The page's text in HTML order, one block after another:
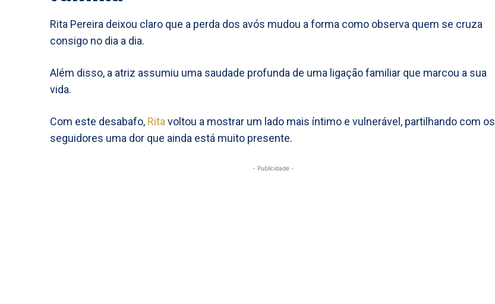
Rita Pereira deixou claro que a perda dos avós mudou a forma como observa quem se cruza
consigo no dia a dia.
Além disso, a atriz assumiu uma saudade profunda de uma ligação familiar que marcou a sua
vida.
Com este desabafo, Rita voltou a mostrar um lado mais íntimo e vulnerável, partilhando com os
seguidores uma dor que ainda está muito presente.
- Publicidade -